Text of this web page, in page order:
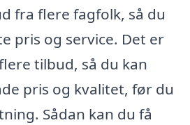
fra flere fagfolk, så du
pris og service. Det er
tilbud, så du kan
pris og kvalitet, før du
Sådan kan du få